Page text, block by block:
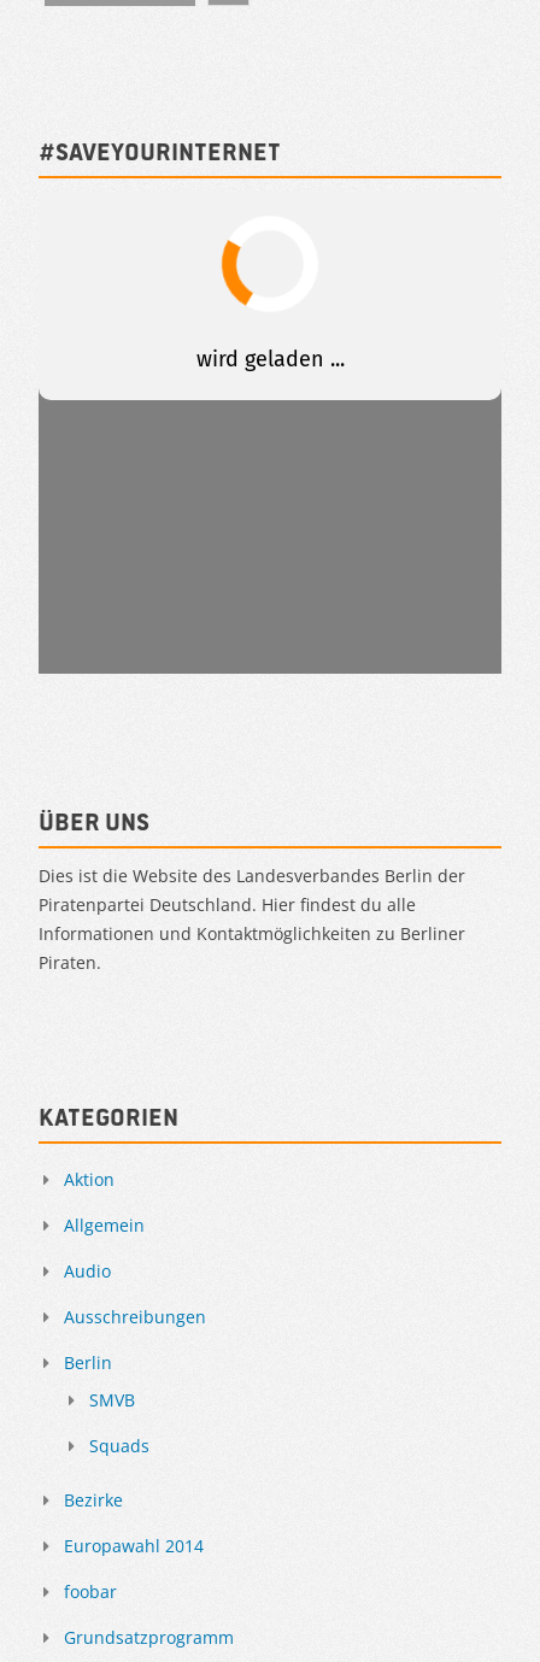
#SAVEYOURINTERNET
Über uns
Dies ist die Website des Landesverbandes Berlin der
Piratenpartei Deutschland. Hier findest du alle
Informationen und Kontaktmöglichkeiten zu Berliner
Piraten.
Kategorien
Aktion
Allgemein
Audio
Ausschreibungen
Berlin
SMVB
Squads
Bezirke
Europawahl 2014
foobar
Grundsatzprogramm